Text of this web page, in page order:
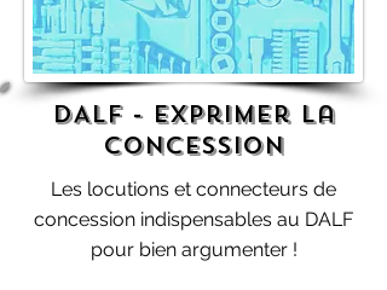
DALF - Exprimer la
concession
Les locutions et connecteurs de
concession indispensables au DALF
pour bien argumenter !